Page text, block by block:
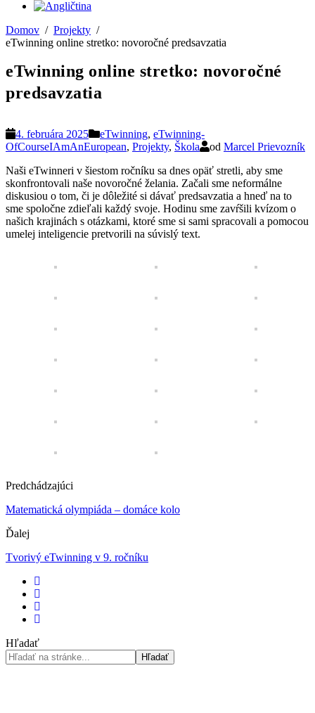
Domov
Projekty
eTwinning online stretko: novoročné predsavzatia
eTwinning online stretko: novoročné
predsavzatia
4. februára 2025 eTwinning, eTwinning-
OfCourseIAmAnEuropean, Projekty, Škola od Marcel Prievozník
Naši eTwinneri v šiestom ročníku sa dnes opäť stretli, aby sme
skonfrontovali naše novoročné želania. Začali sme neformálne
diskusiou o tom, či je dôležité si dávať predsavzatia a hneď na to
sme spoločne zdieľali každý svoje. Hodinu sme zavŕšili kvízom o
našich krajinách s otázkami, ktoré sme si sami spracovali a pomocou
umelej inteligencie pretvorili na súvislý text.
Predchádzajúci
Matematická olympiáda – domáce kolo
Ďalej
Tvorivý eTwinning v 9. ročníku
Hľadať
Hľadať